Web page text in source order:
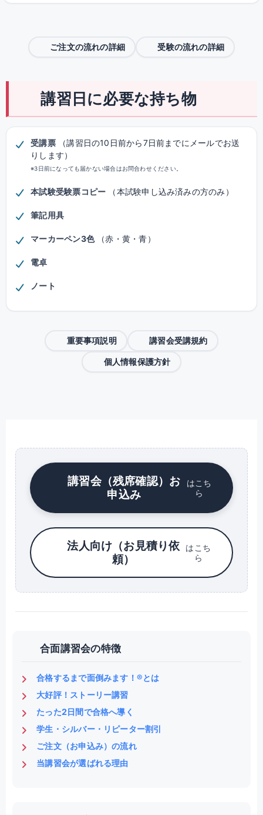
ご注文の流れの詳細 受験の流れの詳細
講習日に必要な持ち物
受講票
（講習日の10日前から7日前までにメールでお送
りします）
※3日前になっても届かない場合はお問合わせください。
本試験受験票コピー （本試験申し込み済みの方のみ）
筆記用具
マーカーペン3色 （赤・黄・青）
電卓
ノート
重要事項説明 講習会受講規約
個人情報保護方針
講習会（残席確認）お
申込み
はこち
ら
法人向け（お見積り依
頼）
はこち
ら
合面講習会の特徴
合格するまで面倒みます！®とは
大好評！ストーリー講習
たった2日間で合格へ導く
学生・シルバー・リピーター割引
ご注文（お申込み）の流れ
当講習会が選ばれる理由